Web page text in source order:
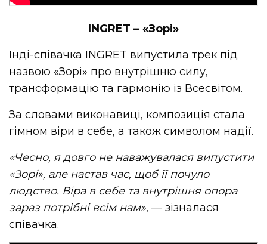
INGRET – «Зорі»
Інді-співачка INGRET випустила трек під
назвою «Зорі» про внутрішню силу,
трансформацію та гармонію із Всесвітом.
За словами виконавиці, композиція стала
гімном віри в себе, а також символом надії.
«Чесно, я довго не наважувалася випустити
«Зорі», але настав час, щоб її почуло
людство. Віра в себе та внутрішня опора
зараз потрібні всім нам», — зізналася
співачка.